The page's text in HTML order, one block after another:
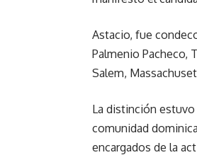
Astacio, fue
Palmenio Pacheco,
Salem,
La distinción
comunidad
encargados de la